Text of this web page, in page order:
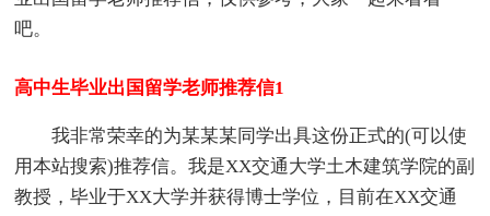
吧。
高中生毕业出国留学老师推荐信1
我非常荣幸的为某某某同学出具这份正式的(可以使
用本站搜索)推荐信。我是XX交通大学土木建筑学院的副
教授，毕业于XX大学并获得博士学位，目前在XX交通